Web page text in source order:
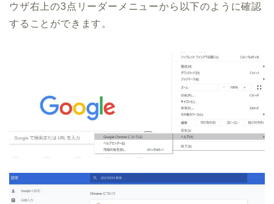
ウザ右上の3点リーダーメニューから以下のように確認
することができます。